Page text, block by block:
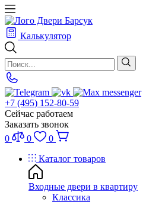
Калькулятор
+7 (495) 152-80-59
Сейчас работаем
Заказать звонок
0
0
0
Каталог товаров
Входные двери в квартиру
Классика